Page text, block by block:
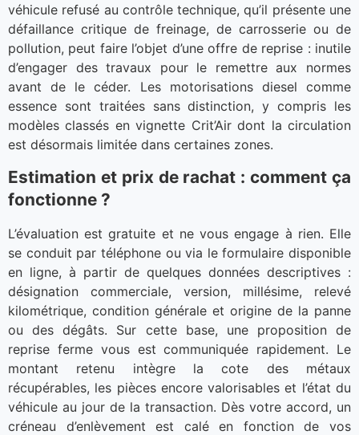
véhicule refusé au contrôle technique, qu’il présente une
défaillance critique de freinage, de carrosserie ou de
pollution, peut faire l’objet d’une offre de reprise : inutile
d’engager des travaux pour le remettre aux normes
avant de le céder. Les motorisations diesel comme
essence sont traitées sans distinction, y compris les
modèles classés en vignette Crit’Air dont la circulation
est désormais limitée dans certaines zones.
Estimation et prix de rachat : comment ça
fonctionne ?
L’évaluation est gratuite et ne vous engage à rien. Elle
se conduit par téléphone ou via le formulaire disponible
en ligne, à partir de quelques données descriptives :
désignation commerciale, version, millésime, relevé
kilométrique, condition générale et origine de la panne
ou des dégâts. Sur cette base, une proposition de
reprise ferme vous est communiquée rapidement. Le
montant retenu intègre la cote des métaux
récupérables, les pièces encore valorisables et l’état du
véhicule au jour de la transaction. Dès votre accord, un
créneau d’enlèvement est calé en fonction de vos